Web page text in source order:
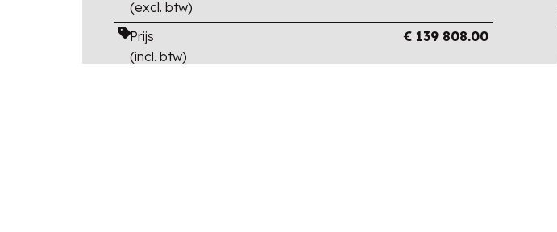
(excl. btw)
Prijs
(incl. btw)
€ 139 808.00